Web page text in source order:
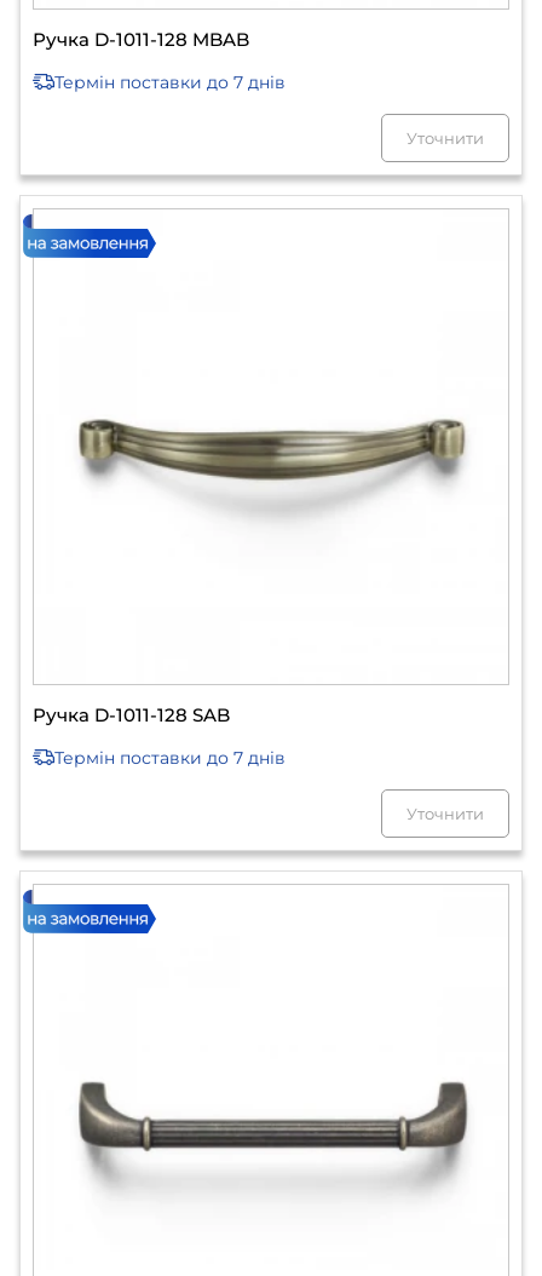
Ручка D-1011-128 MBAB
Термін поставки до 7 днів
Уточнити
Ручка D-1011-128 SAB
Термін поставки до 7 днів
Уточнити